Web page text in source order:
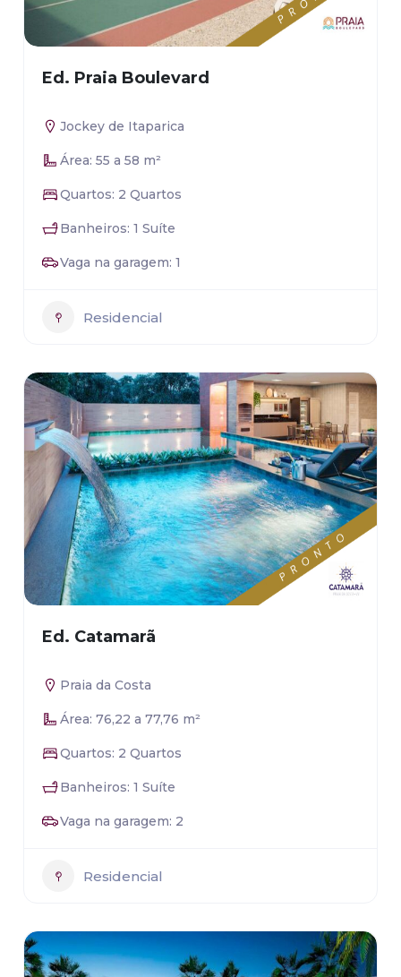
Ed. Praia Boulevard
Jockey de Itaparica
Área: 55 a 58 m²
Quartos: 2 Quartos
Banheiros: 1 Suíte
Vaga na garagem: 1
Residencial
Ed. Catamarã
Praia da Costa
Área: 76,22 a 77,76 m²
Quartos: 2 Quartos
Banheiros: 1 Suíte
Vaga na garagem: 2
Residencial